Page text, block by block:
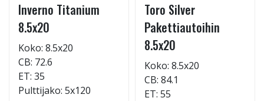
Inverno Titanium
8.5x20
Koko: 8.5x20
CB: 72.6
ET: 35
Pulttijako: 5x120
Toro Silver
Pakettiautoihin
8.5x20
Koko: 8.5x20
CB: 84.1
ET: 55